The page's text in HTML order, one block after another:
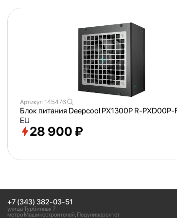
Артикул 145476
Блок питания Deepcool PX1300P R-PXD00P-
EU
28 900 ₽
+7 (343) 382-03-51
улица Турбинная 7
метро Машиностроителей, Педуниверситет